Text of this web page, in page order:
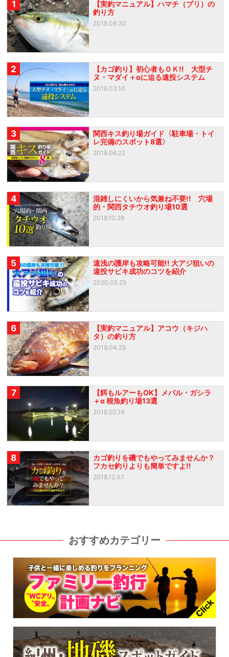
1
【実釣マニュアル】ハマチ（ブリ）の
釣り方
2018.08.30
2
【カゴ釣り】初心者もＯＫ!! 大型チ
ヌ・マダイ＋αに迫る遠投システム
2018.03.10
3
関西キス釣り場ガイド〈駐車場・トイ
レ完備のスポット8選〉
2018.06.22
4
混雑しにくいから気兼ね不要!! 穴場
的・関西タチウオ釣り場10選
2018.10.28
5
遠浅の護岸も攻略可能!! 大アジ狙いの
遠投サビキ成功のコツを紹介
2020.05.25
6
【実釣マニュアル】アコウ（キジハ
タ）の釣り方
2019.04.29
7
【餌もルアーもOK】メバル・ガシラ
＋α 根魚釣り場13選
2018.02.19
8
カゴ釣りを磯でもやってみませんか？
フカセ釣りよりも簡単ですよ!!
2018.12.07
おすすめカテゴリー